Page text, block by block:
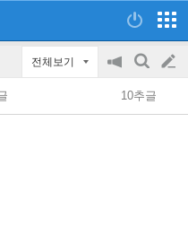
전체보기
공
지
on/off
검
색
글
쓰
10추글